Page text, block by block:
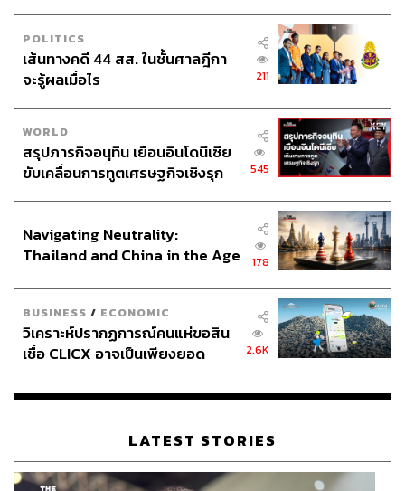
POLITICS
เส้นทางคดี 44 สส. ในชั้นศาลฎีกา
จะรู้ผลเมื่อไร
211
WORLD
สรุปภารกิจอนุทิน เยือนอินโดนีเซีย
ขับเคลื่อนการทูตเศรษฐกิจเชิงรุก
545
Navigating Neutrality:
Thailand and China in the Age
178
BUSINESS / ECONOMIC
วิเคราะห์ปรากฏการณ์คนแห่ขอสิน
เชื่อ CLICX อาจเป็นเพียงยอด
เรือนไทยที่ถูกซุกไว้
2.6K
LATEST STORIES